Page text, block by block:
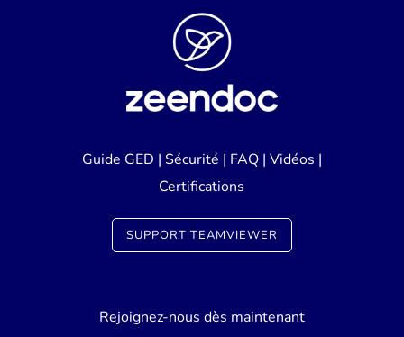
Guide GED | Sécurité | FAQ| Vidéos |
Certifications
SUPPORT TEAMVIEWER
Rejoignez-nous dès maintenant